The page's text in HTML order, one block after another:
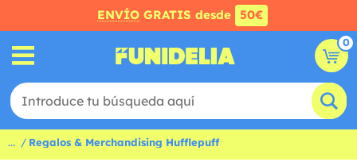
ENVÍO GRATIS desde 50€
0
... Regalos & Merchandising Hufflepuff